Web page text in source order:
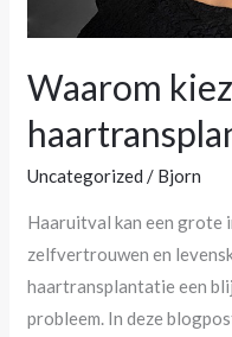
Waarom
Uncategorized / Bjorn
Haaruitval kan een grote
zelfvertrouwen en
haartransplantatie een
probleem. In deze